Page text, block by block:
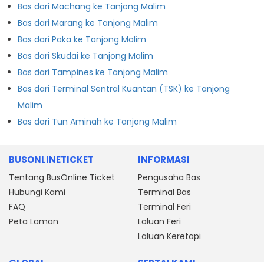
Bas dari Machang ke Tanjong Malim
Bas dari Marang ke Tanjong Malim
Bas dari Paka ke Tanjong Malim
Bas dari Skudai ke Tanjong Malim
Bas dari Tampines ke Tanjong Malim
Bas dari Terminal Sentral Kuantan (TSK) ke Tanjong
Malim
Bas dari Tun Aminah ke Tanjong Malim
BUSONLINETICKET
Tentang BusOnline Ticket
Hubungi Kami
FAQ
Peta Laman
INFORMASI
Pengusaha Bas
Terminal Bas
Terminal Feri
Laluan Feri
Laluan Keretapi